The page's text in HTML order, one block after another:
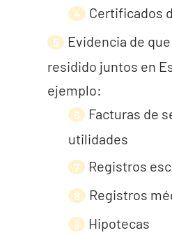
Certificados
Evidencia de
residido juntos en
ejemplo:
Facturas de
utilidades
Registros
Registros
Hipotecas